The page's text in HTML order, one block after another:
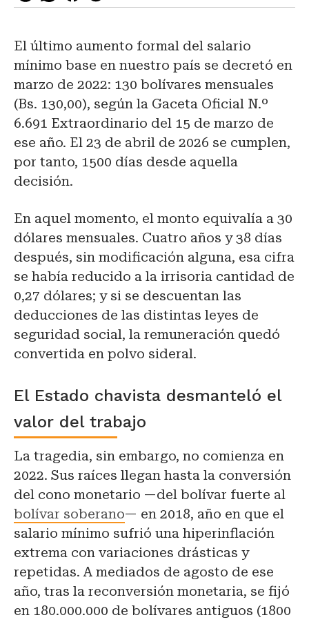
El último aumento formal del salario
mínimo base en nuestro país se decretó en
marzo de 2022: 130 bolívares mensuales
(Bs. 130,00), según la Gaceta Oficial N.º
6.691 Extraordinario del 15 de marzo de
ese año. El 23 de abril de 2026 se cumplen,
por tanto, 1500 días desde aquella
decisión.
En aquel momento, el monto equivalía a 30
dólares mensuales. Cuatro años y 38 días
después, sin modificación alguna, esa cifra
se había reducido a la irrisoria cantidad de
0,27 dólares; y si se descuentan las
deducciones de las distintas leyes de
seguridad social, la remuneración quedó
convertida en polvo sideral.
El Estado chavista desmanteló el
valor del trabajo
La tragedia, sin embargo, no comienza en
2022. Sus raíces llegan hasta la conversión
del cono monetario —del bolívar fuerte al
bolívar soberano— en 2018, año en que el
salario mínimo sufrió una hiperinflación
extrema con variaciones drásticas y
repetidas. A mediados de agosto de ese
año, tras la reconversión monetaria, se fijó
en 180.000.000 de bolívares antiguos (1800